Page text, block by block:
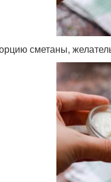
сметаны,